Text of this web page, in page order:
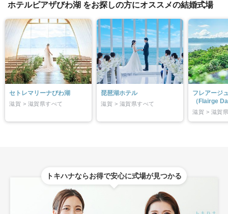
ホテルピアザびわ湖 をお探しの方にオススメの結婚式場
セトレマリーナびわ湖
滋賀 > 滋賀県すべて
琵琶湖ホテル
滋賀 > 滋賀県すべて
フレアージ
（Flairge
滋賀 > 滋賀
トキハナならお得で安心に式場が見つかる